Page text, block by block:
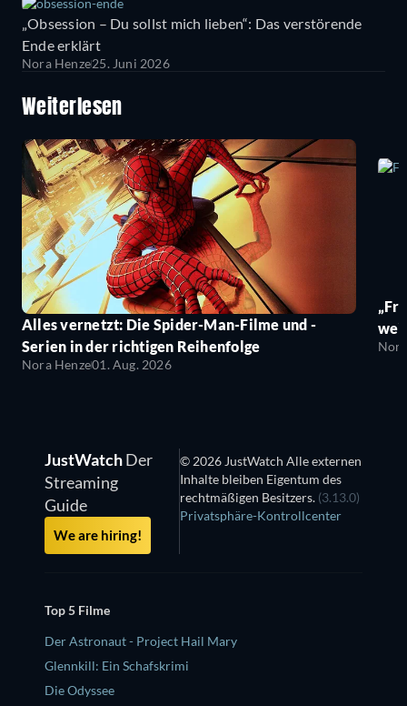
„Obsession – Du sollst mich lieben“: Das verstörende
Ende erklärt
Nora Henze25. Juni 2026
Weiterlesen
Alles vernetzt: Die Spider-Man-Filme und -
Serien in der richtigen Reihenfolge
Nora Henze01. Aug. 2026
JustWatchDer
Streaming
Guide
We are hiring!
© 2026 JustWatch Alle externen
Inhalte bleiben Eigentum des
rechtmäßigen Besitzers. (3.13.0)
Privatsphäre-Kontrollcenter
Top 5 Filme
Der Astronaut - Project Hail Mary
Glennkill: Ein Schafskrimi
Die Odyssee